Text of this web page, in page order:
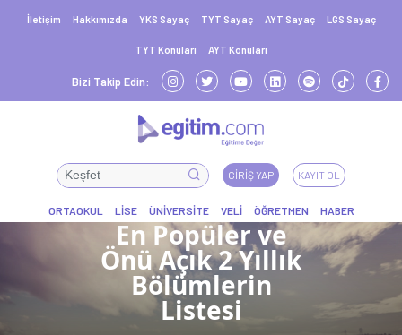
İletişim Hakkımızda YKS Sayaç TYT Sayaç AYT Sayaç LGS Sayaç
TYT Konuları AYT Konuları
Bizi Takip Edin:
GIRIŞ YAP KAYIT OL
En Popüler ve
Önü Açık 2 Yıllık
Bölümlerin
Listesi